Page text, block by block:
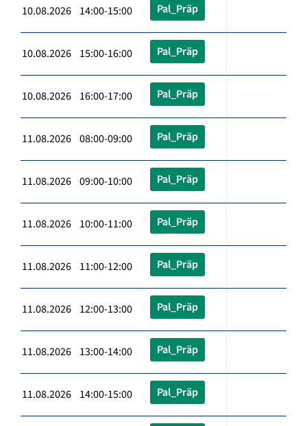
10.08.2026 14:00-15:00 Pal_Präp
10.08.2026 15:00-16:00 Pal_Präp
10.08.2026 16:00-17:00 Pal_Präp
11.08.2026 08:00-09:00 Pal_Präp
11.08.2026 09:00-10:00 Pal_Präp
11.08.2026 10:00-11:00 Pal_Präp
11.08.2026 11:00-12:00 Pal_Präp
11.08.2026 12:00-13:00 Pal_Präp
11.08.2026 13:00-14:00 Pal_Präp
11.08.2026 14:00-15:00 Pal_Präp